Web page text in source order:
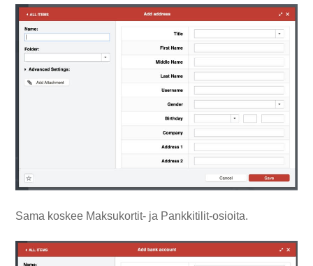
Sama koskee Maksukortit- ja Pankkitilit-osioita.